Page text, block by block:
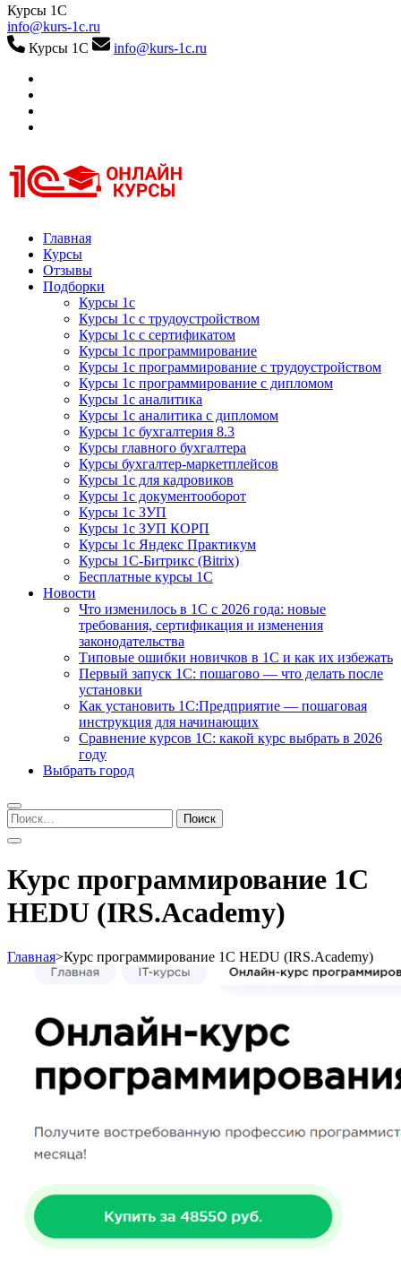
Курсы 1С
info@kurs-1c.ru
Курсы 1С
info@kurs-1c.ru
Курсы 1С
Курсы 1С официальная сертификация
Главная
Курсы
Отзывы
Подборки
Курсы 1с
Курсы 1с с трудоустройством
Курсы 1с с сертификатом
Курсы 1с программирование
Курсы 1с программирование с трудоустройством
Курсы 1с программирование с дипломом
Курсы 1с аналитика
Курсы 1с аналитика с дипломом
Курсы 1с бухгалтерия 8.3
Курсы главного бухгалтера
Курсы бухгалтер-маркетплейсов
Курсы 1с для кадровиков
Курсы 1с документооборот
Курсы 1с ЗУП
Курсы 1с ЗУП КОРП
Курсы 1с Яндекс Практикум
Курсы 1С-Битрикс (Bitrix)
Бесплатные курсы 1С
Новости
Что изменилось в 1С с 2026 года: новые
требования, сертификация и изменения
законодательства
Типовые ошибки новичков в 1С и как их избежать
Первый запуск 1С: пошагово — что делать после
установки
Как установить 1С:Предприятие — пошаговая
инструкция для начинающих
Сравнение курсов 1С: какой курс выбрать в 2026
году
Выбрать город
Найти:
Курс программирование 1С
HEDU (IRS.Academy)
Главная>Курс программирование 1С HEDU (IRS.Academy)